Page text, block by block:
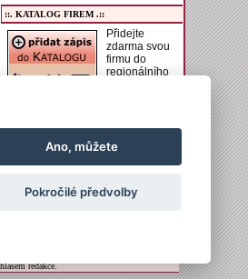
::. KATALOG FIREM .::
Přidejte
zdarma svou
firmu do
regionálního
regionu, vkládání obrázků a
Přidat firmu do katalogu zdarma
redakce.
Ano, můžete
Pokročilé předvolby